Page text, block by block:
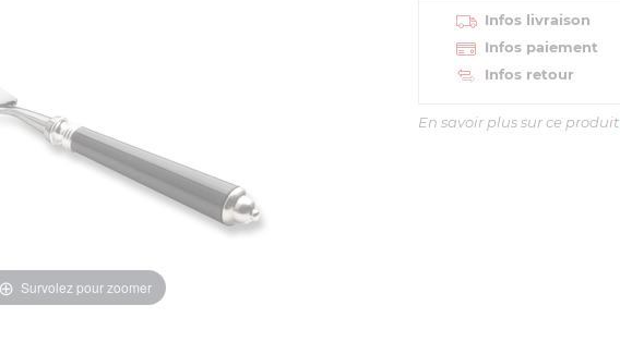
Survolez pour zoomer
Infos livraison
Infos paiement
Infos retour
En savoir plus sur ce produit